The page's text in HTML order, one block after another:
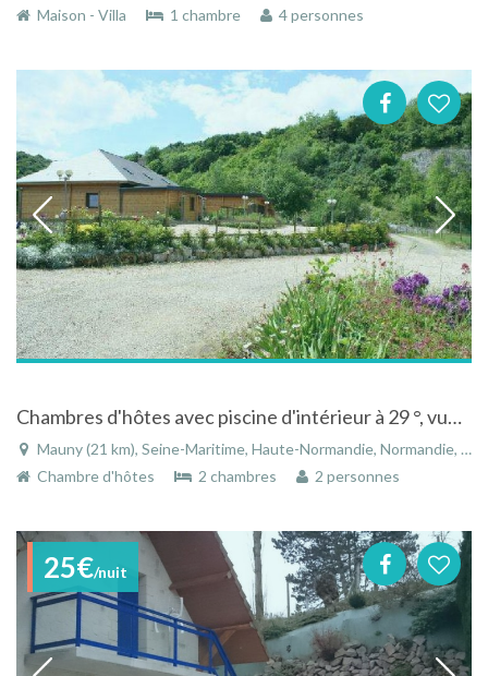
Maison - Villa 1 chambre 4 personnes
Chambres d'hôtes avec piscine d'intérieur à 29 °, vue sur la Seine "Les Collines de Beaulieu"à Mauny
Mauny (21 km), Seine-Maritime, Haute-Normandie, Normandie, France
Chambre d'hôtes
2 chambres 2 personnes
25€/nuit